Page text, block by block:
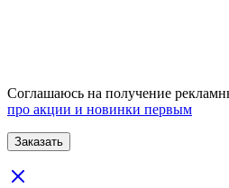
Соглашаюсь на получение
про акции и новинки первым